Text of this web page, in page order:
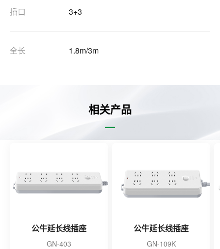
插口 3+3
全长 1.8m/3m
相关产品
公牛延长线插座
GN-403
公牛延长线插座
GN-109K